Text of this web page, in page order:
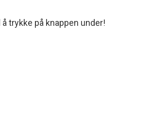
trykke på knappen under!